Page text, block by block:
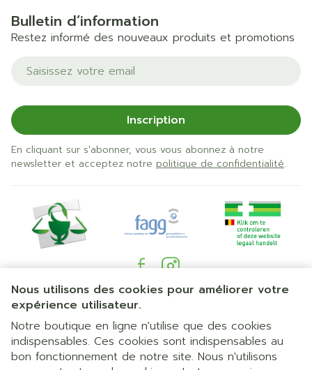
Nous utilisons des cookies pour améliorer votre
expérience utilisateur.
Notre boutique en ligne n'utilise que des cookies
indispensables. Ces cookies sont indispensables au
bon fonctionnement de notre site. Nous n'utilisons
Bulletin d’information
Restez informé des nouveaux produits et promotions
Adresse mail
Inscription
En cliquant sur s'abonner, vous vous abonnez à notre
newsletter et acceptez notre politique de confidentialité.
Liens légaux